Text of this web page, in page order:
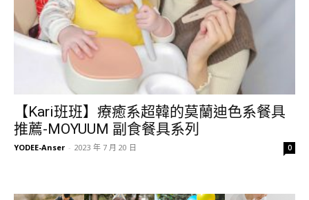
【Kari班班】療癒系超韓的莫蘭迪色系餐具
推薦-MOYUUM 副食餐具系列
YODEE-Anser - 2023 年 7 月 20 日 0